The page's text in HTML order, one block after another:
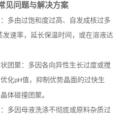
见问题与解决方案
多由过饱和度过高、自发成核过多
发速率，延长保温时间，或在溶液达
团聚：多因各向异性生长过度或搅
化pH值，抑制优势晶面的过快生
体碰撞团聚。
多因母液洗涤不彻底或原料杂质过